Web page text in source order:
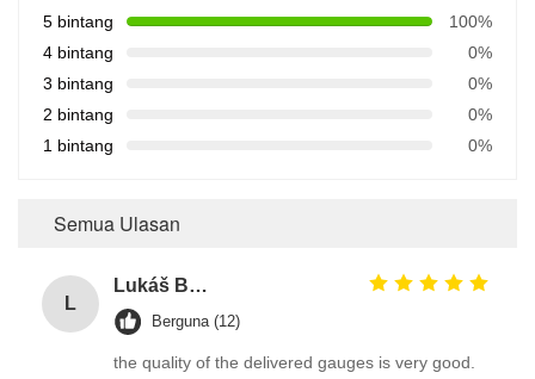
5 bintang
100%
4 bintang
0%
3 bintang
0%
2 bintang
0%
1 bintang
0%
Semua Ulasan
L
Lukáš Burda
Berguna (12)
the quality of the delivered gauges is very good.